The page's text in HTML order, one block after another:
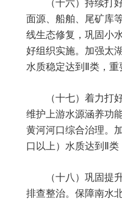
面源、船舶、尾矿库
线生态修复，巩固小
好组织实施。加强太
水质稳定达到Ⅱ类，
（十七）着力
维护上游水源涵养功
黄河河口综合治理。
口以上）水质达到Ⅱ
（十八）巩固
排查整治。保障南水